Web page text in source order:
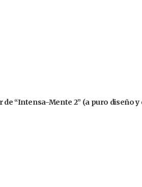
de “Intensa-Mente 2” (a puro diseño